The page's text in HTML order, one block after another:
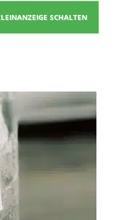
SCHALTEN